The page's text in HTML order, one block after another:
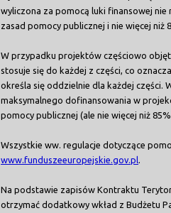
wyliczona za pomocą luki finansowej
zasad pomocy publicznej i nie więcej niż
W przypadku projektów częściowo
stosuje się do każdej z części, co
określa się oddzielnie dla każdej części.
maksymalnego dofinansowania w
pomocy publicznej (ale nie więcej niż
Wszystkie ww. regulacje dotyczące
www.funduszeeuropejskie.gov.pl
Na podstawie zapisów Kontraktu
otrzymać dodatkowy wkład z Budżetu